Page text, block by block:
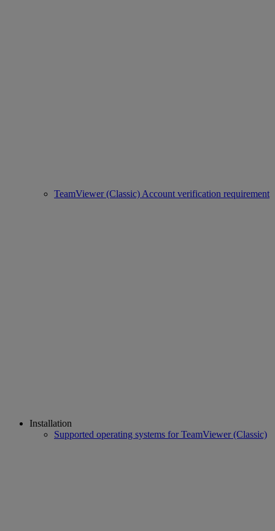
TeamViewer (Classic) Account verification requirement
Installation
Supported operating systems for TeamViewer (Classic)